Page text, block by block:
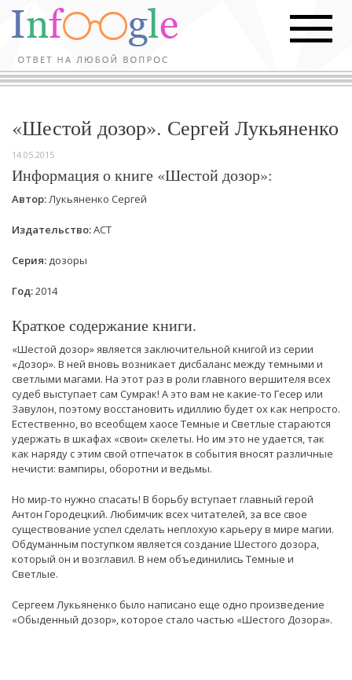
«Шестой дозор». Сергей Лукьяненко
14.05.2015
Информация о книге «Шестой дозор»:
Автор:Лукьяненко Сергей
Издательство:АСТ
Серия:дозоры
Год:2014
Краткое содержание книги.
«Шестой дозор» является заключительной книгой из серии
«Дозор». В ней вновь возникает дисбаланс между темными и
светлыми магами. На этот раз в роли главного вершителя всех
судеб выступает сам Сумрак! А это вам не какие-то Гесер или
Завулон, поэтому восстановить идиллию будет ох как непросто.
Естественно, во всеобщем хаосе Темные и Светлые стараются
удержать в шкафах «свои» скелеты. Но им это не удается, так
как наряду с этим свой отпечаток в события вносят различные
нечисти: вампиры, оборотни и ведьмы.
Но мир-то нужно спасать! В борьбу вступает главный герой
Антон Городецкий. Любимчик всех читателей, за все свое
существование успел сделать неплохую карьеру в мире магии.
Обдуманным поступком является создание Шестого дозора,
который он и возглавил. В нем объединились Темные и
Светлые.
Сергеем Лукьяненко было написано еще одно произведение
«Обыденный дозор», которое стало частью «Шестого Дозора».